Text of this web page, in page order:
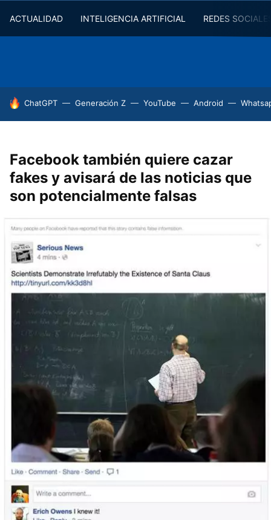
ACTUALIDAD INTELIGENCIA ARTIFICIAL REDES
HOY SE HABLA DE
ChatGPT Generación Z YouTube Android
Facebook también quiere cazar
fakes y avisará de las noticias que
son potencialmente falsas